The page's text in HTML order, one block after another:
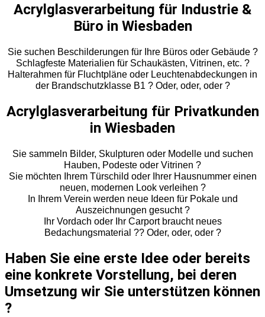
Acrylglasverarbeitung für Industrie &
Büro in Wiesbaden
Sie suchen Beschilderungen für Ihre Büros oder Gebäude ?
Schlagfeste Materialien für Schaukästen, Vitrinen, etc. ?
Halterahmen für Fluchtpläne oder Leuchtenabdeckungen in
der Brandschutzklasse B1 ? Oder, oder, oder ?
Acrylglasverarbeitung für Privatkunden
in Wiesbaden
Sie sammeln Bilder, Skulpturen oder Modelle und suchen
Hauben, Podeste oder Vitrinen ?
Sie möchten Ihrem Türschild oder Ihrer Hausnummer einen
neuen, modernen Look verleihen ?
In Ihrem Verein werden neue Ideen für Pokale und
Auszeichnungen gesucht ?
Ihr Vordach oder Ihr Carport braucht neues
Bedachungsmaterial ?? Oder, oder, oder ?
Haben Sie eine erste Idee oder bereits
eine konkrete Vorstellung, bei deren
Umsetzung wir Sie unterstützen können
?